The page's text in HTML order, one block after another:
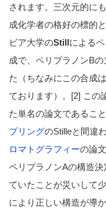
されます。三次元的に
成化学者の格好の標的
ビア大学のStillによる
成で、ペリプラノンB
た（ちなみにこの合成は
ております）。[2] この
た単名の論文であるこ
プリングのStilleと間違
ロマトグラフィーの論
ペリプラノンAの構造
ていたことが災いして
により正しい構造が導